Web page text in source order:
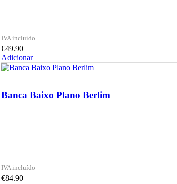
€49.90
Adicionar
Banca Baixo Plano Berlim
€84.90